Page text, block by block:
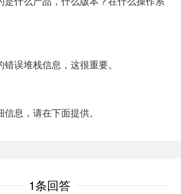
误堆栈信息，这很重要。
息，请在下面提供。
1条回答